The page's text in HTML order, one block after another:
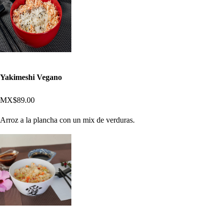
Yakimeshi Vegano
MX$89.00
Arroz a la plancha con un mix de verduras.